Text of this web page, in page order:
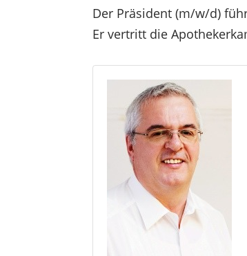
Der Präsident (m/w/d)
Er vertritt die